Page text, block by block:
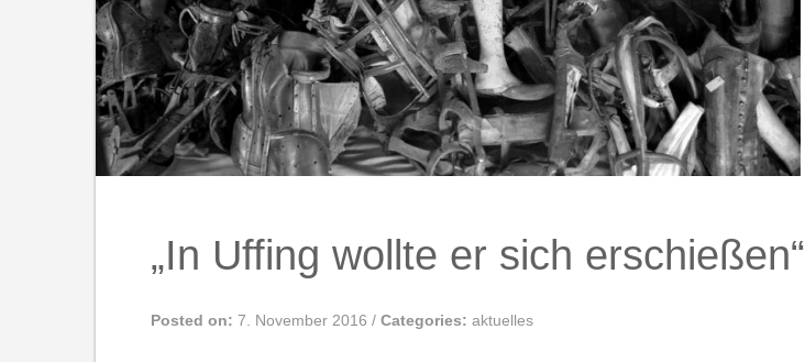
„In Uffing wollte er sich erschießen“
Posted on: 7. November 2016 / Categories: aktuelles